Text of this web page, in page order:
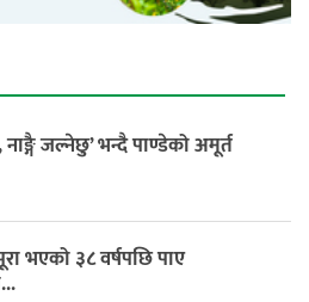
नाङ्गै जल्नेछु’ भन्दै पाण्डेको अमूर्त
भएको ३८ वर्षपछि पाए